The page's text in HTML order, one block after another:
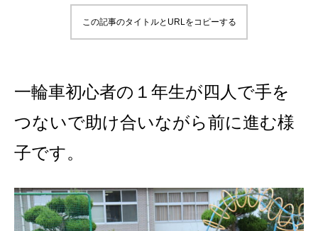
この記事のタイトルとURLをコピーする
一輪車初心者の１年生が四人で手を
つないで助け合いながら前に進む様
子です。